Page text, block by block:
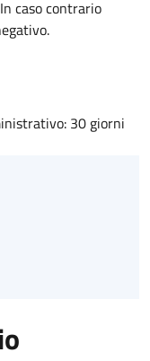
caso contrario
30 giorni